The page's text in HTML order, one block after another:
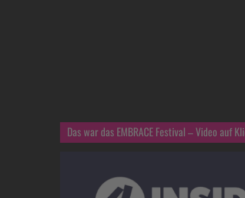
Das war das EMBRACE Festival – Video auf